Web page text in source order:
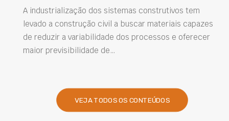
A industrialização dos sistemas construtivos tem
levado a construção civil a buscar materiais capazes
de reduzir a variabilidade dos processos e oferecer
maior previsibilidade de…
VEJA TODOS OS CONTEÚDOS